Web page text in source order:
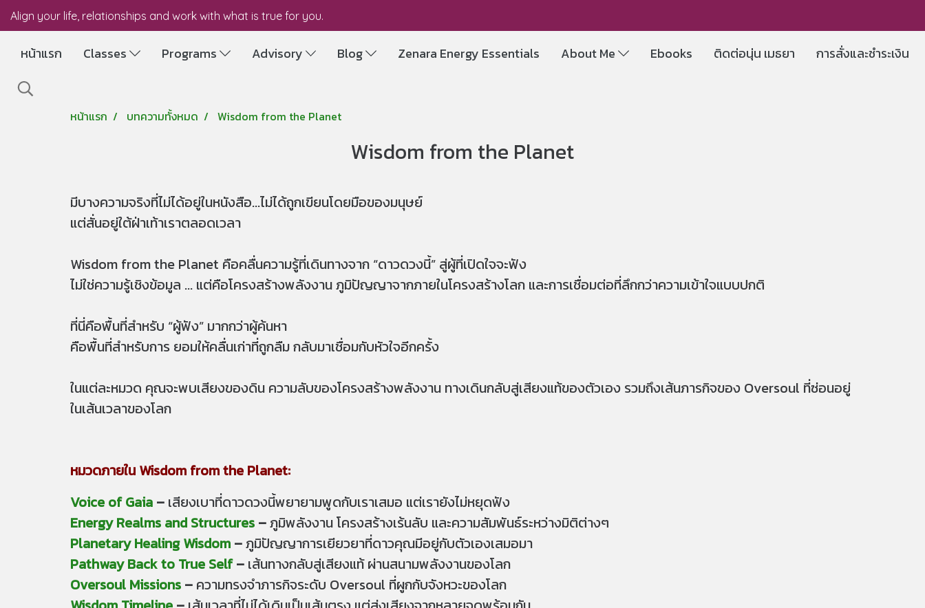
Align your life, relationships and work with what is true for you.
หน้าแรก Classes Programs Advisory Blog Zenara Energy Essentials About Me Ebooks ติดต่อนุ่น เมธยา การสั่งและชำระเงิน
หน้าแรก บทความทั้งหมด Wisdom from the Planet
Wisdom from the Planet
มีบางความจริงที่ไม่ได้อยู่ในหนังสือ...ไม่ได้ถูกเขียนโดยมือของมนุษย์
แต่สั่นอยู่ใต้ฝ่าเท้าเราตลอดเวลา
Wisdom from the Planet คือคลื่นความรู้ที่เดินทางจาก “ดาวดวงนี้” สู่ผู้ที่เปิดใจจะฟัง
ไม่ใช่ความรู้เชิงข้อมูล ... แต่คือโครงสร้างพลังงาน ภูมิปัญญาจากภายในโครงสร้างโลก และการเชื่อมต่อที่ลึกกว่าความเข้าใจแบบปกติ
ที่นี่คือพื้นที่สำหรับ “ผู้ฟัง” มากกว่าผู้ค้นหา
คือพื้นที่สำหรับการ ยอมให้คลื่นเก่าที่ถูกลืม กลับมาเชื่อมกับหัวใจอีกครั้ง
ในแต่ละหมวด คุณจะพบเสียงของดิน ความลับของโครงสร้างพลังงาน ทางเดินกลับสู่เสียงแท้ของตัวเอง รวมถึงเส้นภารกิจของ Oversoul ที่ซ่อนอยู่
ในเส้นเวลาของโลก
หมวดภายใน Wisdom from the Planet:
Voice of Gaia – เสียงเบาที่ดาวดวงนี้พยายามพูดกับเราเสมอ แต่เรายังไม่หยุดฟัง
Energy Realms and Structures –ภูมิพลังงาน โครงสร้างเร้นลับ และความสัมพันธ์ระหว่างมิติต่างๆ
Planetary Healing Wisdom –ภูมิปัญญาการเยียวยาที่ดาวคุณมีอยู่กับตัวเองเสมอมา
Pathway Back to True Self– เส้นทางกลับสู่เสียงแท้ ผ่านสนามพลังงานของโลก
Oversoul Missions – ความทรงจำภารกิจระดับ Oversoul ที่ผูกกับจังหวะของโลก